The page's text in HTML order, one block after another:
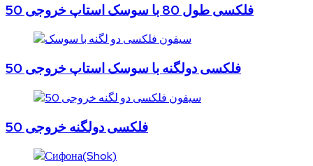
فلکسی طول 80 با سوسک استاپ خروجی 50
فلکسی دولگنه با سوسک استاپ خروجی 50
فلکسی دولگنه خروجی 50